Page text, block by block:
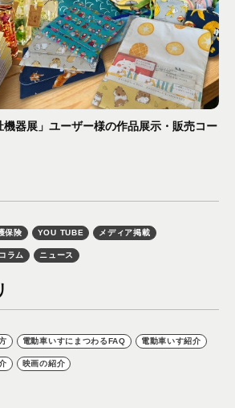
機器展」ユーザー様の作品展示・販売コー
保険 YOU TUBE メディア掲載
ラム ニュース
電動車いすにまつわるFAQ 電動車いす紹介
映画の紹介